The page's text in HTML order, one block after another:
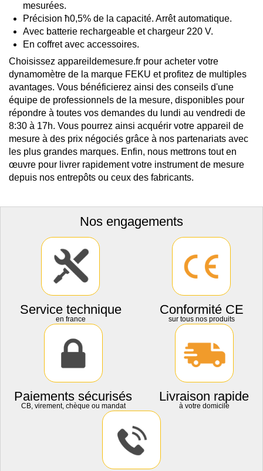
mesurées.
Précision ħ0,5% de la capacité. Arrêt automatique.
Avec batterie rechargeable et chargeur 220 V.
En coffret avec accessoires.
Choisissez appareildemesure.fr pour acheter votre
dynamomètre de la marque FEKU et profitez de multiples
avantages. Vous bénéficierez ainsi des conseils d'une
équipe de professionnels de la mesure, disponibles pour
répondre à toutes vos demandes du lundi au vendredi de
8:30 à 17h. Vous pourrez ainsi acquérir votre appareil de
mesure à des prix négociés grâce à nos partenariats avec
les plus grandes marques. Enfin, nous mettrons tout en
œuvre pour livrer rapidement votre instrument de mesure
depuis nos entrepôts ou ceux des fabricants.
Nos engagements
Service technique
en france
Conformité CE
sur tous nos produits
Paiements sécurisés
CB, virement, chèque ou mandat
Livraison rapide
à votre domicile